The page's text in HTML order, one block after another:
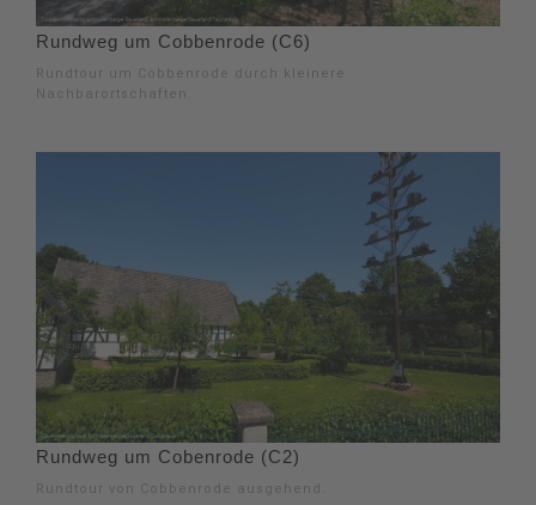
Rundweg um Cobbenrode (C6)
Rundtour um Cobbenrode durch kleinere
Nachbarortschaften.
Rundweg um Cobenrode (C2)
Rundtour von Cobbenrode ausgehend.